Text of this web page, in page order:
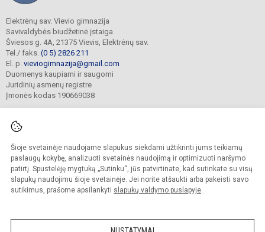
Šioje svetainėje naudojame slapukus siekdami užtikrinti jums teikiamų
paslaugų kokybę, analizuoti svetainės naudojimą ir optimizuoti naršymo
patirtį. Spustelėję mygtuką „Sutinku“, jūs patvirtinate, kad sutinkate su visų
slapukų naudojimu šioje svetainėje. Jei norite atšaukti arba pakeisti savo
sutikimus, prašome apsilankyti slapukų valdymo puslapyje.
Elektrėnų sav. Vievio gimnazija
Savivaldybės biudžetinė įstaiga
Šviesos g. 4A, 21375 Vievis, Elektrėnų sav.
Tel./ faks. (0 5) 2826 211
El. p. vieviogimnazija@gmail.com
Duomenys kaupiami ir saugomi
Juridinių asmenų registre
Įmonės kodas 190669038
© 2022. Elektrėnų sav. Vievio gimnazija. Visos teisės saugomos.
Kopijuoti turinį be raštiško gimnazijos sutikimo griežtai draudžiama.
Prieinamumo paraiška Slapukų valdymas
Sumanus būdas atnaujinti